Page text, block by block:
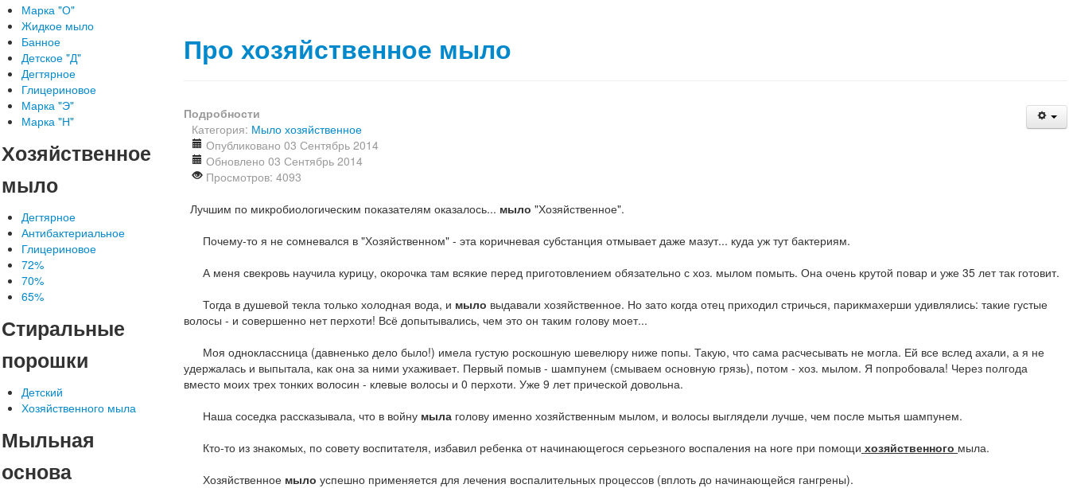
Марка "О"
Жидкое мыло
Банное
Детское "Д"
Дегтярное
Глицериновое
Марка "Э"
Марка "Н"
Хозяйственное
мыло
Дегтярное
Антибактериальное
Глицериновое
72%
70%
65%
Стиральные
порошки
Детский
Хозяйственного мыла
Мыльная
основа
Про хозяйственное мыло
Подробности
Категория: Мыло хозяйственное
Опубликовано 03 Сентябрь 2014
Обновлено 03 Сентябрь 2014
Просмотров: 4093
Лучшим по микробиологическим показателям оказалось... мыло"Хозяйственное".
Почему-то я не сомневался в "Хозяйственном" - эта коричневая субстанция отмывает даже мазут... куда уж тут бактериям.
А меня свекровь научила курицу, окорочка там всякие перед приготовлением обязательно с хоз. мылом помыть. Она очень крутой повар и уже 35 лет так готовит.
Тогда в душевой текла только холодная вода, и мыло выдавали хозяйственное. Но зато когда отец приходил стричься, парикмахерши удивлялись: такие густые
волосы - и совершенно нет перхоти! Всё допытывались, чем это он таким голову моет...
Моя одноклассница (давненько дело было!) имела густую роскошную шевелюру ниже попы. Такую, что сама расчесывать не могла. Ей все вслед ахали, а я не
удержалась и выпытала, как она за ними ухаживает. Первый помыв - шампунем (смываем основную грязь), потом - хоз. мылом. Я попробовала! Через полгода
вместо моих трех тонких волосин - клевые волосы и 0 перхоти. Уже 9 лет прической довольна.
Наша соседка рассказывала, что в войну мыла голову именно хозяйственным мылом, и волосы выглядели лучше, чем после мытья шампунем.
Кто-то из знакомых, по совету воспитателя, избавил ребенка от начинающегося серьезного воспаления на ноге при помощи хозяйственного мыла.
Хозяйственное мылоуспешно применяется для лечения воспалительных процессов (вплоть до начинающейся гангрены).